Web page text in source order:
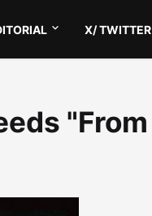
X/ TWITTER
"From